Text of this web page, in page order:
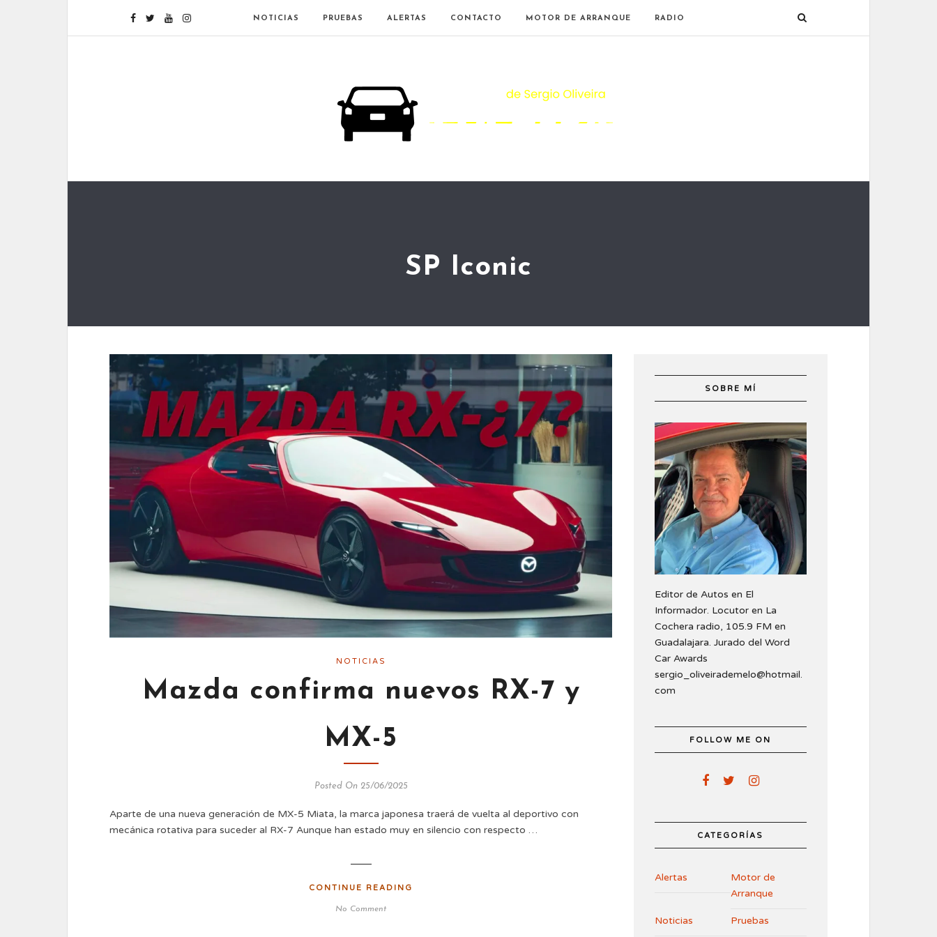
NOTICIAS PRUEBAS ALERTAS CONTACTO MOTOR DE ARRANQUE RADIO
SP Iconic
NOTICIAS
Mazda confirma nuevos RX-7 y
MX-5
Posted On 25/06/2025
Aparte de una nueva generación de MX-5 Miata, la marca japonesa traerá de vuelta al deportivo con
mecánica rotativa para suceder al RX-7 Aunque han estado muy en silencio con respecto …
CONTINUE READING
No Comment
SOBRE MÍ
Editor de Autos en El
Informador. Locutor en La
Cochera radio, 105.9 FM en
Guadalajara. Jurado del Word
Car Awards
sergio_oliveirademelo@hotmail.
com
FOLLOW ME ON
CATEGORÍAS
Alertas
Motor de
Arranque
Noticias Pruebas